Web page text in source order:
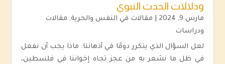
ودلالات الحدث النبوي
مارس 9, 2024 مقالات في النفس والحرية, مقالات
ودراسات
لعل السؤال الذي يتكرر دومًا في أذهاننا: ماذا يجب أن نفعل
في ظل ما نشعر به من عجز تجاه إخواننا في فلسطين،